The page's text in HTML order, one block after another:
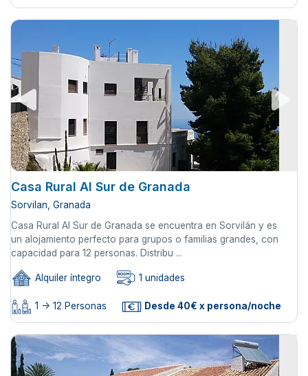
Casa Rural Al Sur de Granada
Sorvilan, Granada
Casa Rural Al Sur de Granada se encuentra en Sorvilán y es
un alojamiento perfecto para grupos o familias grandes, con
capacidad para 12 personas. Distribu ...
Alquiler íntegro 1 unidades
1 -> 12 Personas Desde 40€ x persona/noche